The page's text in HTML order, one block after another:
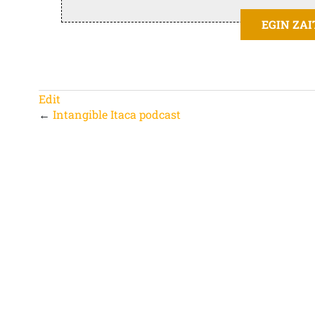
EGIN
Edit
←Intangible Itaca podcast